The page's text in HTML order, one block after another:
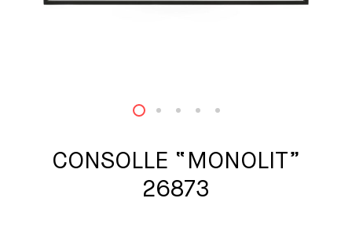
CONSOLLE “MONOLIT”
26873